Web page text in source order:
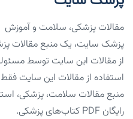
مقالات پزشکی، سلامت و آموزش
پزشک سایت، یک منبع مقالات
از مقالات این سایت توسط
استفاده از مقالات این سایت
منبع مقالات سلامت، پزشکی،
رایگان PDF کتاب‌های پزشکی.